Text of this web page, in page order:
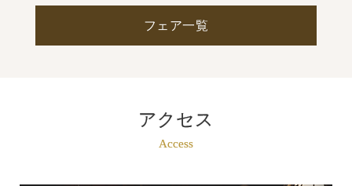
フェア一覧
アクセス
Access